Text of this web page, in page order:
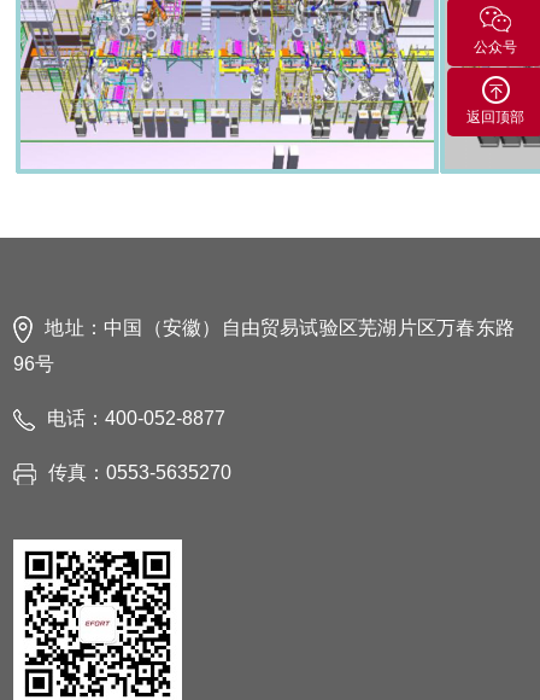
地址：中国（安徽）自由贸易试验区芜湖片区万春东路
96号
电话：400-052-8877
传真：0553-5635270
公众号
返回顶部